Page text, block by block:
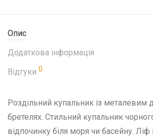
Опис
Додаткова інформація
Відгуки 0
Роздільний купальник із металевим
бретелях. Стильний купальник
відпочинку біля моря чи басейну. Ліф